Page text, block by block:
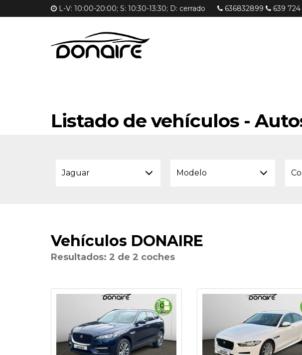
L-V: 10:00-20:00; S: 10:30-13:30; D: cerrado 636832899 639 724
Listado de vehículos -
Jaguar Modelo
Vehículos DONAIRE
Resultados: 2 de 2 coches